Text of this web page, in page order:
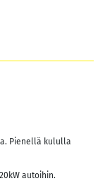
Pienellä kululla
autoihin.